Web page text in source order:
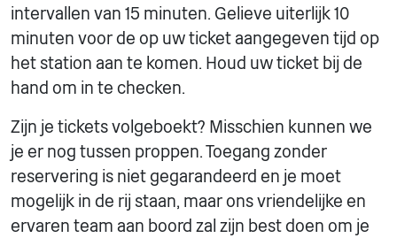
intervallen van 15 minuten. Gelieve uiterlijk 10
minuten voor de op uw ticket aangegeven tijd op
het station aan te komen. Houd uw ticket bij de
hand om in te checken.
Zijn je tickets volgeboekt? Misschien kunnen we
je er nog tussen proppen. Toegang zonder
reservering is niet gegarandeerd en je moet
mogelijk in de rij staan, maar ons vriendelijke en
ervaren team aan boord zal zijn best doen om je